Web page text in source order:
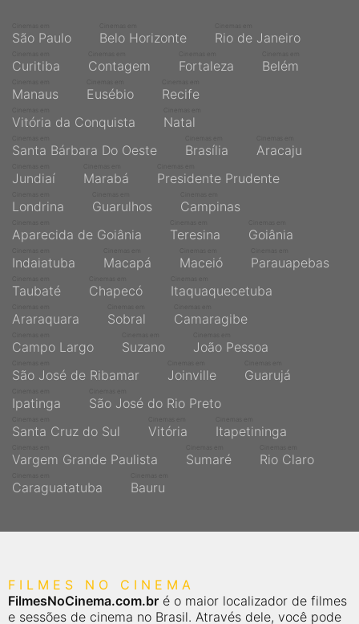
São Paulo Belo Horizonte Rio de Janeiro
Curitiba Contagem Fortaleza Belém
Manaus Eusébio Recife
Vitória da Conquista Natal
Santa Bárbara Do Oeste Brasília Aracaju
Jundiaí Marabá Presidente Prudente
Londrina Guarulhos Campinas
Aparecida de Goiânia Teresina Goiânia
Indaiatuba Macapá Maceió Parauapebas
Taubaté Chapecó Itaquaquecetuba
Araraquara Sobral Camaragibe
Campo Largo Suzano João Pessoa
São José de Ribamar Joinville Guarujá
Ipatinga São José do Rio Preto
Santa Cruz do Sul Vitória Itapetininga
Vargem Grande Paulista Sumaré Rio Claro
Caraguatatuba Bauru
FILMES NO CINEMA
FilmesNoCinema.com.br é o maior localizador de filmes
e sessões de cinema no Brasil. Através dele, você pode